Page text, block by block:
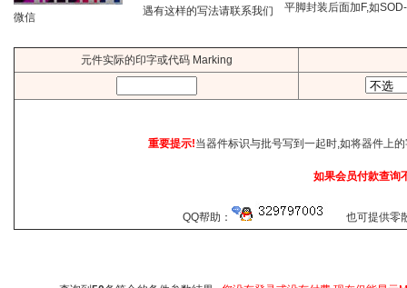
微信 遇有这样的写法请联系我们
平脚封装后面加F,如
元件实际的印字或代码 Marking
重要提示!当器件标识与批号写到一起时,如将器件上
如果会员付款查询
QQ帮助： 也可提供零